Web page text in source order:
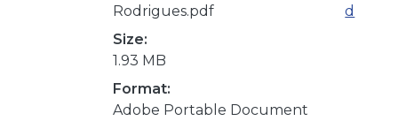
Rodrigues.pdf
Size:
1.93 MB
Format:
Adobe Portable Document
d